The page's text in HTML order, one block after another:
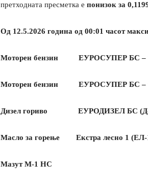
претходната пресметка е понизок за
Од 12.5.2026 година од 00:01 часот
Моторен бензин
Моторен бензин
Дизел гориво ЕУРОДИЗЕЛ БС
Масло за горење Екстра лесно
Мазут М-1 НС 49,968